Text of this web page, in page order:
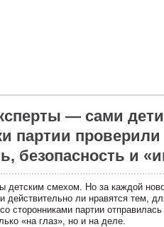
— сами
партии
безопасность и
детским смехом. Но за каждой
действительно ли нравятся тем,
сторонниками партии
«на глаз», но и на деле.